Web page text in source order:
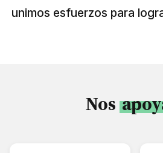
En Argentina
unimos esfuerzos para
Nos